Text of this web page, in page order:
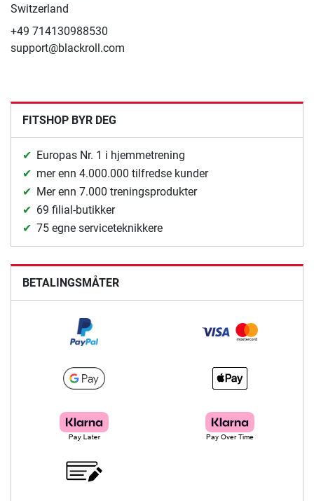
Switzerland
+49 714130988530
support@blackroll.com
FITSHOP BYR DEG
Europas Nr. 1 i hjemmetrening
mer enn 4.000.000 tilfredse kunder
Mer enn 7.000 treningsprodukter
69 filial-butikker
75 egne serviceteknikkere
BETALINGSMÅTER